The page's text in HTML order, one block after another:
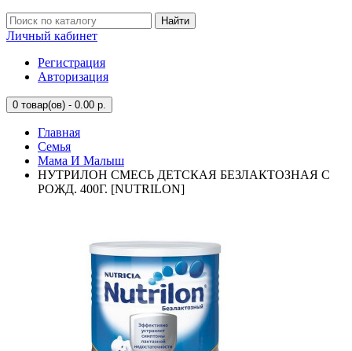
Найти
Личный кабинет
Регистрация
Авторизация
0 товар(ов) - 0.00 р.
Главная
Семья
Мама И Малыш
НУТРИЛОН СМЕСЬ ДЕТСКАЯ БЕЗЛАКТОЗНАЯ С
РОЖД. 400Г. [NUTRILON]